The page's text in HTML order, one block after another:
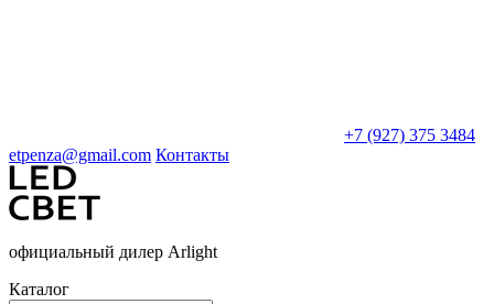
+7 (927) 375 3484
etpenza@gmail.com Контакты
официальный дилер Arlight
Каталог